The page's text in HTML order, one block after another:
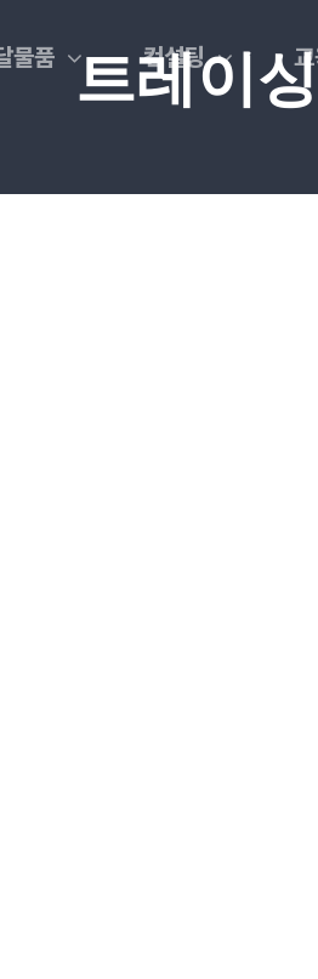
물품 컨설팅
트레이싱